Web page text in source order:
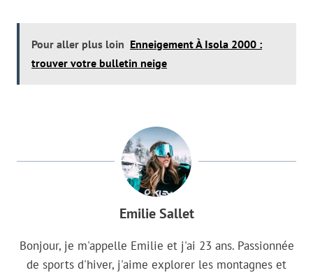
Pour aller plus loin Enneigement À Isola 2000 :
trouver votre bulletin neige
Emilie Sallet
Bonjour, je m'appelle Emilie et j'ai 23 ans. Passionnée
de sports d'hiver, j'aime explorer les montagnes et